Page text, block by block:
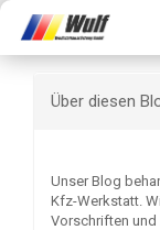
Über diesen
Unser Blog
Kfz-Werkstatt.
Vorschriften und